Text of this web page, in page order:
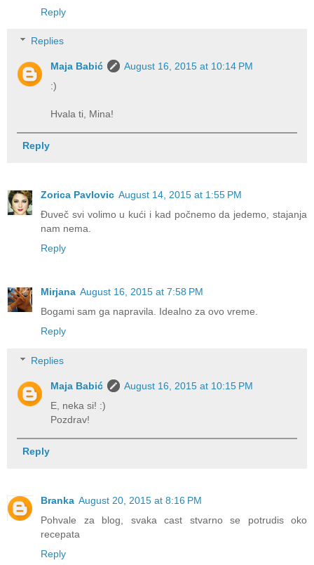
Reply
Replies
Maja Babić
August 16, 2015 at 10:14 PM
:)
Hvala ti, Mina!
Reply
Zorica Pavlovic August 14, 2015 at 1:55 PM
Đuveč svi volimo u kući i kad počnemo da jedemo, stajanja
nam nema.
Reply
Mirjana August 16, 2015 at 7:58 PM
Bogami sam ga napravila. Idealno za ovo vreme.
Reply
Replies
Maja Babić
August 16, 2015 at 10:15 PM
E, neka si! :)
Pozdrav!
Reply
Branka August 20, 2015 at 8:16 PM
Pohvale za blog, svaka cast stvarno se potrudis oko
recepata
Reply